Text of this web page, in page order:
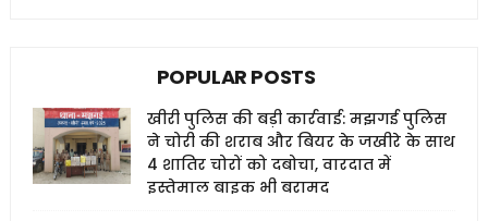
POPULAR POSTS
खीरी पुलिस की बड़ी कार्रवाई: मझगई पुलिस
ने चोरी की शराब और बियर के जखीरे के साथ
4 शातिर चोरों को दबोचा, वारदात में
इस्तेमाल बाइक भी बरामद